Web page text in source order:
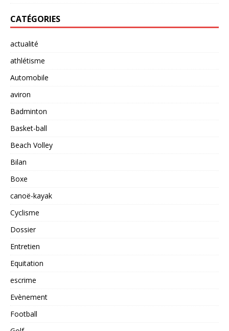
CATÉGORIES
actualité
athlétisme
Automobile
aviron
Badminton
Basket-ball
Beach Volley
Bilan
Boxe
canoë-kayak
Cyclisme
Dossier
Entretien
Equitation
escrime
Evènement
Football